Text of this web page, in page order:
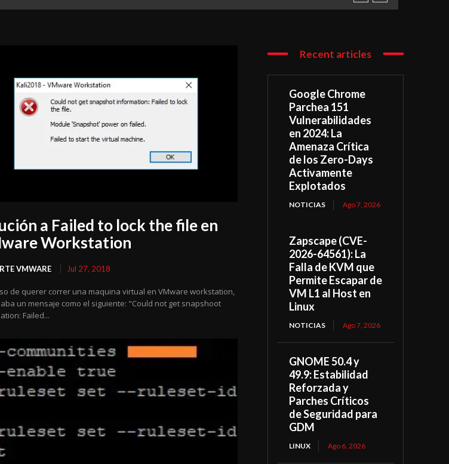
a Failed to lock the file en
Workstation
VMWARE Jul 27, 2018
de querer correr una maquina virtual en VMware workstation,
un mensaje como el siguiente: "Could not get snapshoot
Failed...
Recent articles
Google Chrome
Parchea 151
Vulnerabilidades
en 2024: La
Amenaza Crítica
de los Zero-Days
Activamente
Explotados
NOTICIAS Ago 7, 2026
Zapscape (CVE-
2026-64561): La
Falla de KVM que
Permite Escapar de
VM L1 al Host en
Linux
NOTICIAS Ago 7, 2026
GNOME 50.4 y
49.9: Estabilidad
Reforzada y
Parches Críticos
de Seguridad para
GDM
LINUX Ago 6, 2026